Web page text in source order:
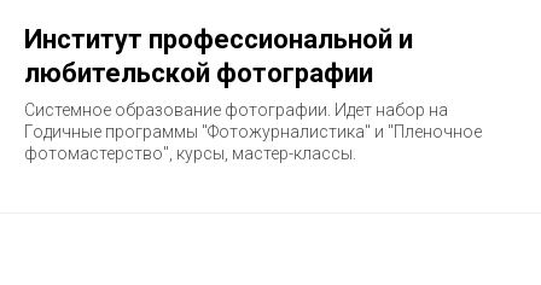
Институт профессиональной и
любительской фотографии
Системное образование фотографии. Идет набор на
Годичные программы "Фотожурналистика" и "Пленочное
фотомастерство", курсы, мастер-классы.